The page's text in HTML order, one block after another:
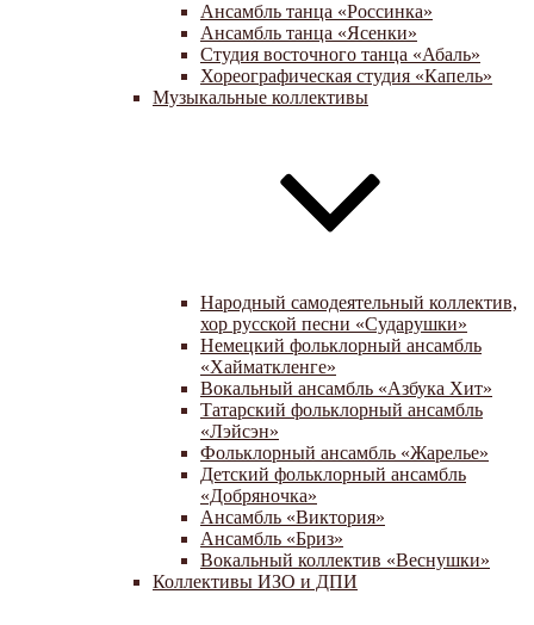
Ансамбль танца «Россинка»
Ансамбль танца «Ясенки»
Студия восточного танца «Абаль»
Хореографическая студия «Капель»
Музыкальные коллективы
Народный самодеятельный коллектив,
хор русской песни «Сударушки»
Немецкий фольклорный ансамбль
«Хайматкленге»
Вокальный ансамбль «Азбука Хит»
Татарский фольклорный ансамбль
«Лэйсэн»
Фольклорный ансамбль «Жарелье»
Детский фольклорный ансамбль
«Добряночка»
Ансамбль «Виктория»
Ансамбль «Бриз»
Вокальный коллектив «Веснушки»
Коллективы ИЗО и ДПИ